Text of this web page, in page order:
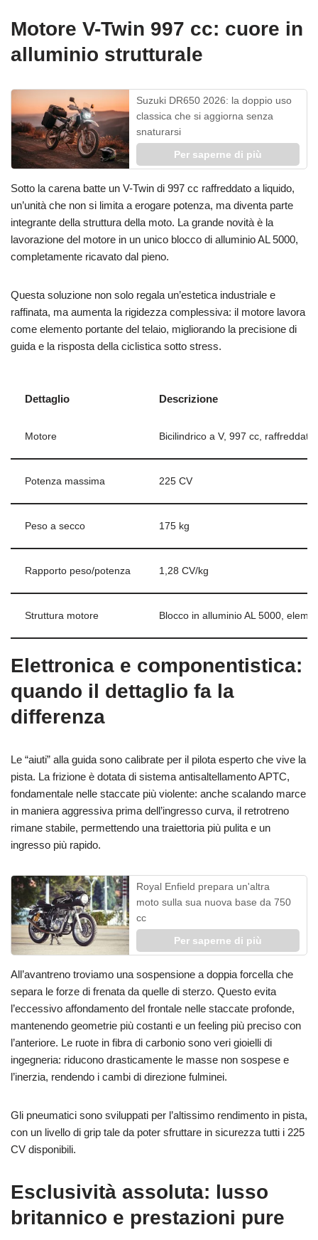
Motore V-Twin 997 cc: cuore in
alluminio strutturale
Suzuki DR650 2026: la doppio uso
classica che si aggiorna senza
snaturarsi
Per saperne di più
Sotto la carena batte un V-Twin di 997 cc raffreddato a liquido,
un’unità che non si limita a erogare potenza, ma diventa parte
integrante della struttura della moto. La grande novità è la
lavorazione del motore in un unico blocco di alluminio AL 5000,
completamente ricavato dal pieno.
Questa soluzione non solo regala un’estetica industriale e
raffinata, ma aumenta la rigidezza complessiva: il motore lavora
come elemento portante del telaio, migliorando la precisione di
guida e la risposta della ciclistica sotto stress.
Dettaglio Descrizione
Motore Bicilindrico a V, 997 cc, raffreddato
Potenza massima 225 CV
Peso a secco 175 kg
Rapporto peso/potenza 1,28 CV/kg
Struttura motore Blocco in alluminio AL 5000,
Elettronica e componentistica:
quando il dettaglio fa la
differenza
Le “aiuti” alla guida sono calibrate per il pilota esperto che vive la
pista. La frizione è dotata di sistema antisaltellamento APTC,
fondamentale nelle staccate più violente: anche scalando marce
in maniera aggressiva prima dell’ingresso curva, il retrotreno
rimane stabile, permettendo una traiettoria più pulita e un
ingresso più rapido.
Royal Enfield prepara un'altra
moto sulla sua nuova base da 750
cc
Per saperne di più
All’avantreno troviamo una sospensione a doppia forcella che
separa le forze di frenata da quelle di sterzo. Questo evita
l’eccessivo affondamento del frontale nelle staccate profonde,
mantenendo geometrie più costanti e un feeling più preciso con
l’anteriore. Le ruote in fibra di carbonio sono veri gioielli di
ingegneria: riducono drasticamente le masse non sospese e
l’inerzia, rendendo i cambi di direzione fulminei.
Gli pneumatici sono sviluppati per l’altissimo rendimento in pista,
con un livello di grip tale da poter sfruttare in sicurezza tutti i 225
CV disponibili.
Esclusività assoluta: lusso
britannico e prestazioni pure